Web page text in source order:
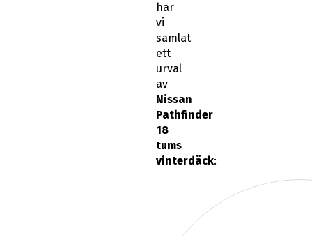
har
vi
samlat
ett
urval
av
Nissan
Pathfinder
18
tums
vinterdäck: